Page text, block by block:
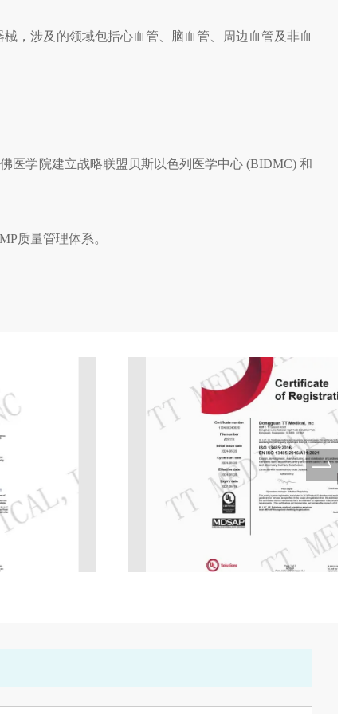
，涉及的领域包括心血管、脑血管、周边血管及非血
医学院建立战略联盟贝斯以色列医学中心 (BIDMC) 和
质量管理体系。